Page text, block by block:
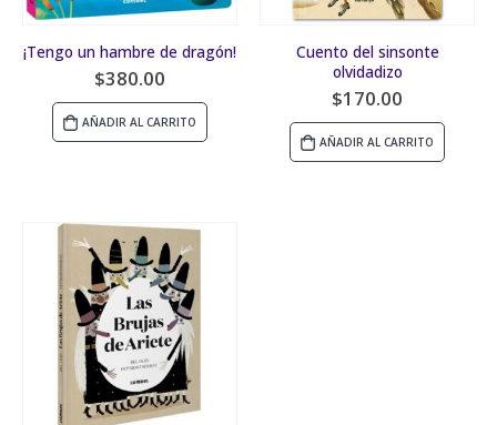
¡Tengo un hambre de dragón!
$380.00
AÑADIR AL CARRITO
Cuento del sinsonte
olvidadizo
$170.00
AÑADIR AL CARRITO